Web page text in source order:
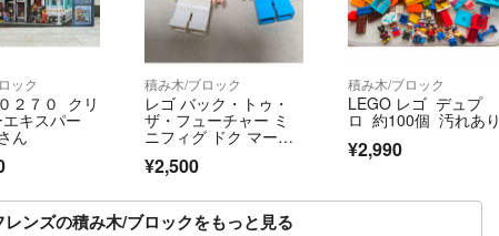
ック
２７０ クリ
キスパー
ん
積み木/ブロック
レゴ バック・トゥ・
ザ・フューチャー ミ
ニフィグ ドク マーテ
¥2,500
積み木/ブロック
LEGO レゴ デュプ
ロ 約100個 汚れあり
¥2,990
レンズの積み木/ブロックをもっと見る